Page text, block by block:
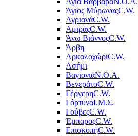
Άγιος ΜύρωναςC.W.
ΑγριανάC.W.
ΑμιράςC.W.
Άνω ΒιάννοςC.W.
Άρβη
ΑρκαλοχώριC.W.
Ασήμι
ΒαγιονιάΝ.Ο.Α.
ΒενεράτοC.W.
ΓέργερηC.W.
ΓόρτυναΙ.Μ.Σ.
ΓούβεςC.W.
ΈμπαροςC.W.
ΕπισκοπήC.W.